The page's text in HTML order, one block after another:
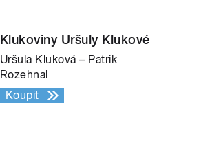
Klukoviny Uršuly Klukové
Uršula Kluková – Patrik
Rozehnal
Koupit